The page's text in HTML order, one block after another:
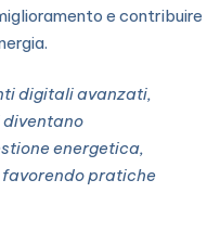
e contribuire
digitali avanzati,
diventano
energetica,
pratiche